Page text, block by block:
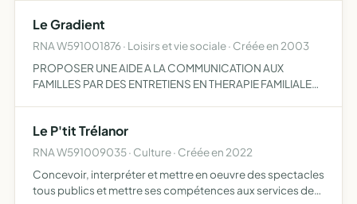
Le Gradient
RNA W591001876 · Loisirs et vie sociale · Créée en 2003
PROPOSER UNE AIDE A LA COMMUNICATION AUX
FAMILLES PAR DES ENTRETIENS EN THERAPIE FAMILIALE
Le P'tit Trélanor
RNA W591009035 · Culture · Créée en 2022
Concevoir, interpréter et mettre en oeuvre des spectacles
tous publics et mettre ses compétences aux services des